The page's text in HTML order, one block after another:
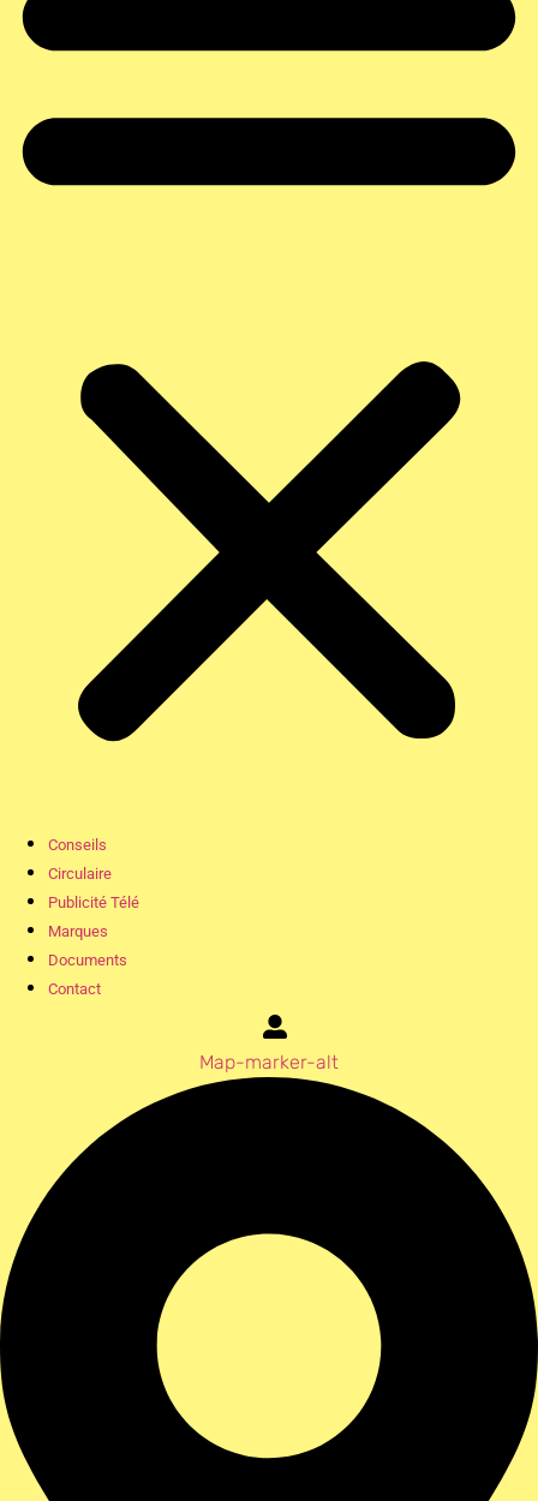
Conseils
Circulaire
Publicité Télé
Marques
Documents
Contact
Map-marker-alt